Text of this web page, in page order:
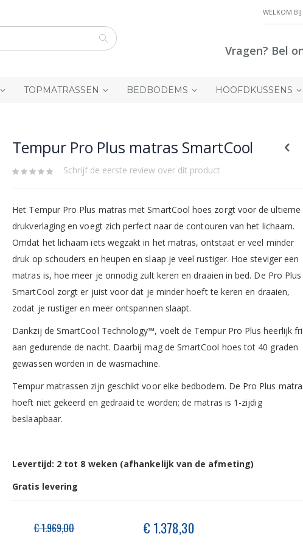
WELKOM
Vragen? Bel
TOPMATRASSEN BEDBODEMS HOOFDKUSSENS
Tempur Pro Plus matras SmartCool
Schrijf de eerste review over dit product
Het Tempur Pro Plus matras met SmartCool hoes zorgt voor de ultieme
drukverlaging en voegt zich perfect naar de contouren van het lichaam.
Omdat het lichaam iets wegzakt in het matras, ontstaat er veel minder
druk op schouders en heupen en slaap je veel rustiger. Hoe steviger een
matras is, hoe meer je onnodig zult keren en draaien in bed. De Pro Plus
SmartCool zorgt er juist voor dat je minder hoeft te keren en draaien,
zodat je rustiger en meer ontspannen slaapt.
Dankzij de SmartCool Technology™️, voelt de Tempur Pro Plus heerlijk
aan gedurende de nacht. Daarbij mag de SmartCool hoes tot 40 graden
gewassen worden in de wasmachine.
Tempur matrassen zijn geschikt voor elke bedbodem. De Pro Plus
hoeft niet gekeerd en gedraaid te worden; de matras is 1-zijdig
beslaapbaar.
Levertijd: 2 tot 8 weken (afhankelijk van de afmeting)
Gratis levering
€ 1.969,00
Speciale€ 1.378,30